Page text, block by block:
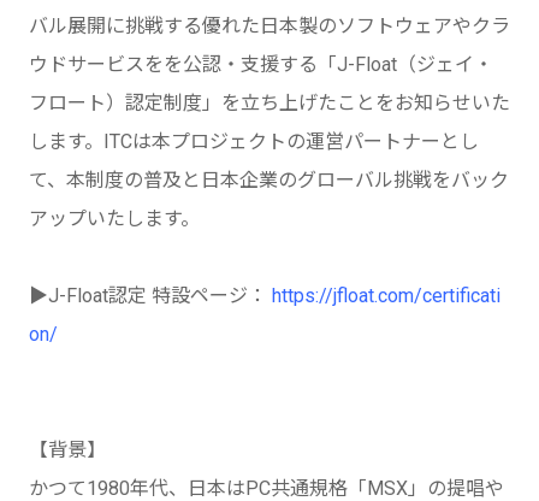
バル展開に挑戦する優れた日本製のソフトウェアやクラ
ウドサービスをを公認・支援する「J-Float（ジェイ・
フロート）認定制度」を立ち上げたことをお知らせいた
します。ITCは本プロジェクトの運営パートナーとし
て、本制度の普及と日本企業のグローバル挑戦をバック
アップいたします。
▶︎J-Float認定 特設ページ： https://jfloat.com/certificati
on/
【背景】
かつて1980年代、日本はPC共通規格「MSX」の提唱や